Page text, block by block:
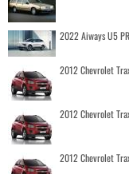
2022 Aiways U5
2012 Chevrolet
2012 Chevrolet
2012 Chevrolet